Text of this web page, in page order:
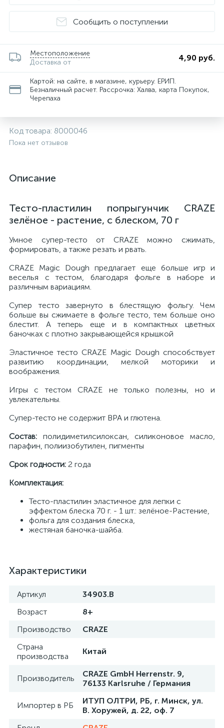
Сообщить о поступлении
Местоположение
Доставка от
4,90 руб.
Картой: на сайте, в магазине, курьеру. ЕРИП.
Безналичный расчет. Рассрочка: Халва, карта Покупок,
Черепаха
Код товара: 8000046
Пока нет отзывов
Описание
Тесто-пластилин попрыгунчик CRAZE
зелёное - растение, с блеском, 70 г
Умное супер-тесто от CRAZE можно сжимать,
формировать, а также резать и рвать.
CRAZE Magic Dough предлагает еще больше игр и
веселья с тестом, благодаря фольге в наборе и
различным вариациям.
Супер тесто завернуто в блестящую фольгу. Чем
больше вы сжимаете в фольге тесто, тем больше оно
блестит. А теперь еще и в компактных цветных
баночках с плотно закрывающейся крышкой
Эластичное тесто CRAZE Magic Dough способствует
развитию координации, мелкой моторики и
воображения.
Игры с тестом CRAZE не только полезны, но и
увлекательны.
Супер-тесто не содержит BPA и глютена.
Состав: полидиметилсилоксан, силиконовое масло,
парафин, полиизобутилен, пигменты
Срок годности: 2 года
Комплектация:
Тесто-пластилин эластичное для лепки с
эффектом блеска 70 г. - 1 шт.: зелёное-Растение,
фольга для создания блеска,
жестяная баночка-шайба.
Характеристики
Артикул
34903.B
Возраст
8+
Производство
CRAZE
Страна
производства
Китай
Производитель
CRAZE GmbH Herrenstr. 9,
76133 Karlsruhe / Германия
Импортер в РБ
ИТУП ОЛТРИ, РБ, г. Минск, ул.
В. Хоружей, д. 22, оф. 7